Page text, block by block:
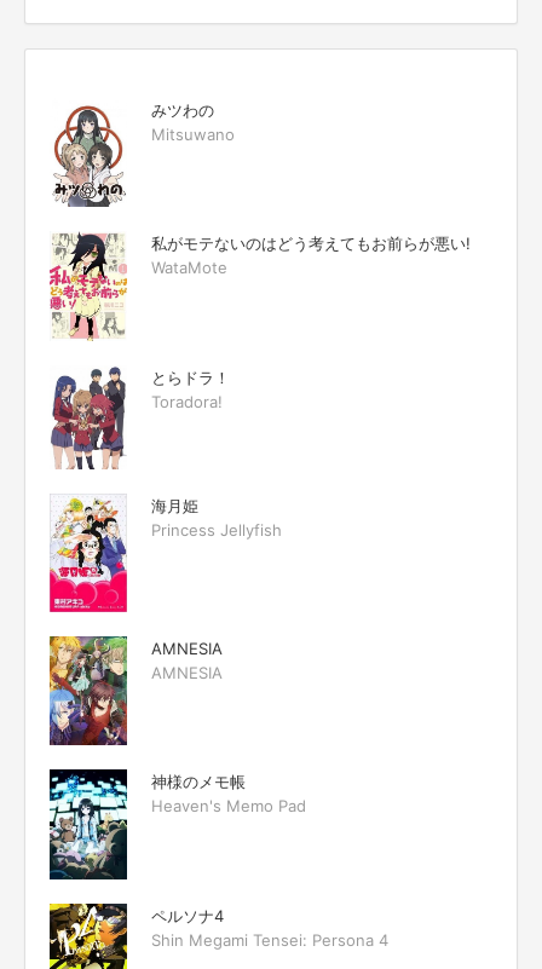
みツわの
Mitsuwano
私がモテないのはどう考えてもお前らが悪い!
WataMote
とらドラ！
Toradora!
海月姫
Princess Jellyfish
AMNESIA
AMNESIA
神様のメモ帳
Heaven's Memo Pad
ペルソナ4
Shin Megami Tensei: Persona 4